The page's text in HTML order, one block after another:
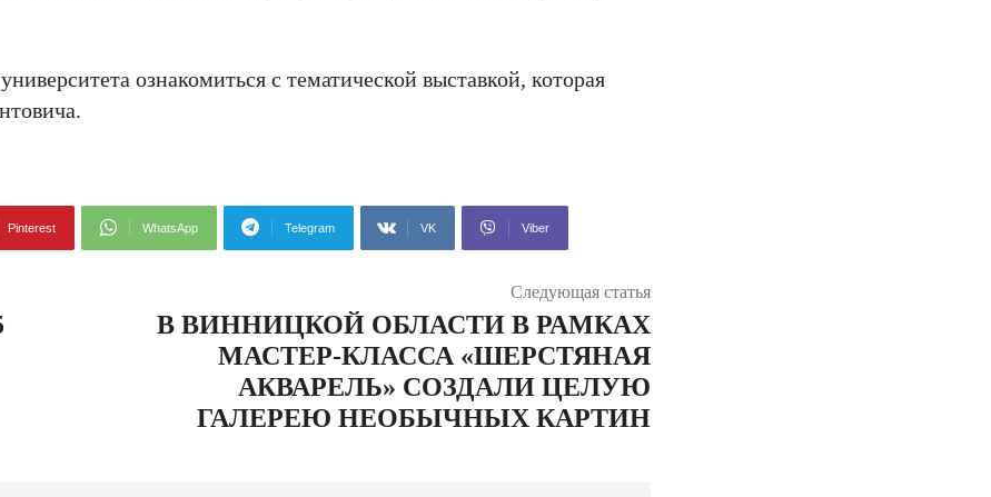
ознакомиться с тематической выставкой, которая
Pinterest WhatsApp Telegram VK Viber
Следующая статья
В ВИННИЦКОЙ ОБЛАСТИ В РАМКАХ
МАСТЕР-КЛАССА «ШЕРСТЯНАЯ
АКВАРЕЛЬ» СОЗДАЛИ ЦЕЛУЮ
ГАЛЕРЕЮ НЕОБЫЧНЫХ КАРТИН